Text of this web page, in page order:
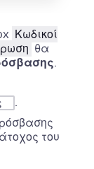
Κωδικοί
θα
.
.
του